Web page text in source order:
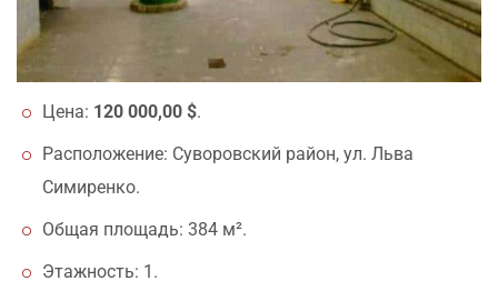
Цена: 120 000,00 $.
Расположение: Суворовский район, ул. Льва
Симиренко.
Общая площадь: 384 м².
Этажность: 1.